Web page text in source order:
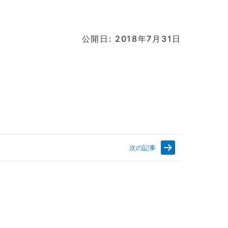
公開日: 2018年7月31日
次の記事